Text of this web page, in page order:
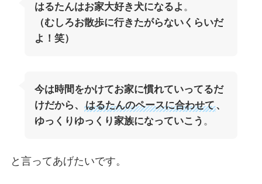
はるたんはお家大好き犬になるよ 。
（むしろお散歩に行きたがらないくらいだ
よ！笑）
今は時間をかけてお家に慣れていってるだ
けだから、
はるたんのペースに合わせて、
ゆっくりゆっくり家族になっていこう 。
と言ってあげたいです。